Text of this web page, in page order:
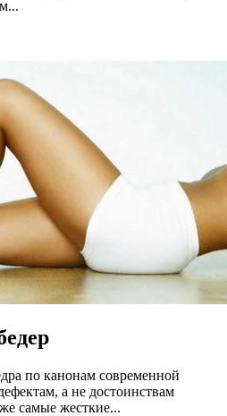
по канонам современной
а не достоинствам
самые жесткие...